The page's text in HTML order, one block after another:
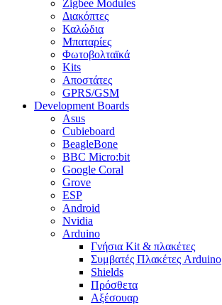
Zigbee Modules
Διακόπτες
Καλώδια
Μπαταρίες
Φωτοβολταϊκά
Kits
Αποστάτες
GPRS/GSM
Development Boards
Asus
Cubieboard
BeagleBone
BBC Micro:bit
Google Coral
Grove
ESP
Android
Nvidia
Arduino
Γνήσια Kit & πλακέτες
Συμβατές Πλακέτες Arduino
Shields
Πρόσθετα
Αξέσουαρ